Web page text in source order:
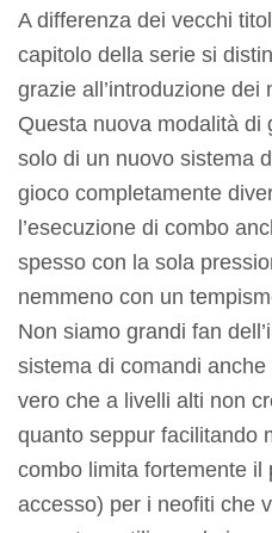
A differenza dei vecchi
capitolo della serie si
grazie all’introduzione
Questa nuova modalità di
solo di un nuovo sistema
gioco completamente
l’esecuzione di combo
spesso con la sola
nemmeno con un
Non siamo grandi fan
sistema di comandi anche
vero che a livelli alti non
quanto seppur facilitando
combo limita fortemente il
accesso) per i neofiti che